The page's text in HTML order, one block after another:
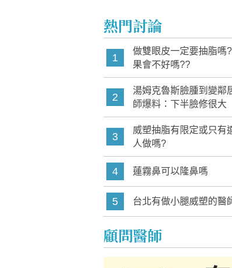
熱門討論
1
做雙眼皮一定要抽脂嗎
果會不好嗎??
2
湯姆克魯斯臉腫到變鄰
師爆料：下半臉修很大
3
威塑抽脂有限定或只有
人做嗎?
4 蓮霧鼻可以隆鼻嗎
5 台北有做小腿威塑的醫
顧問醫師